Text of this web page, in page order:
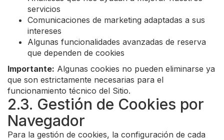
servicios
Comunicaciones de marketing adaptadas a sus
intereses
Algunas funcionalidades avanzadas de reserva
que dependen de cookies
Importante: Algunas cookies no pueden eliminarse ya
que son estrictamente necesarias para el
funcionamiento técnico del Sitio.
2.3. Gestión de Cookies por
Navegador
Para la gestión de cookies, la configuración de cada